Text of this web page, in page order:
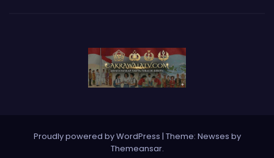
Proudly powered by WordPress | Theme: Newses by
Themeansar.